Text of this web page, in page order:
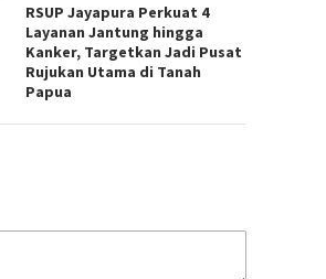
RSUP Jayapura Perkuat 4
Layanan Jantung hingga
Kanker, Targetkan Jadi Pusat
Rujukan Utama di Tanah
Papua